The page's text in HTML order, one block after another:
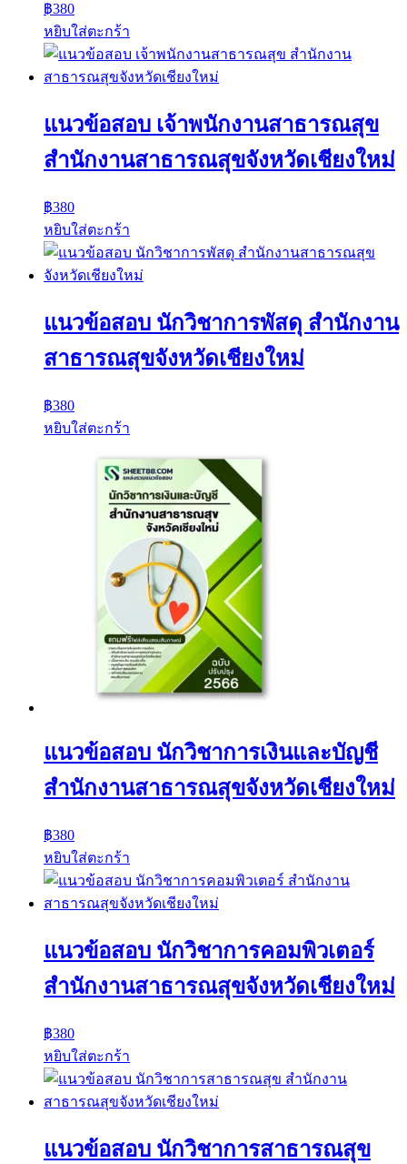
฿380
หยิบใส่ตะกร้า
แนวข้อสอบ เจ้าพนักงานสาธารณสุข
สำนักงานสาธารณสุขจังหวัดเชียงใหม่
฿380
หยิบใส่ตะกร้า
แนวข้อสอบ นักวิชาการพัสดุ สำนักงาน
สาธารณสุขจังหวัดเชียงใหม่
฿380
หยิบใส่ตะกร้า
แนวข้อสอบ นักวิชาการเงินและบัญชี
สำนักงานสาธารณสุขจังหวัดเชียงใหม่
฿380
หยิบใส่ตะกร้า
แนวข้อสอบ นักวิชาการคอมพิวเตอร์
สำนักงานสาธารณสุขจังหวัดเชียงใหม่
฿380
หยิบใส่ตะกร้า
แนวข้อสอบ นักวิชาการสาธารณสุข